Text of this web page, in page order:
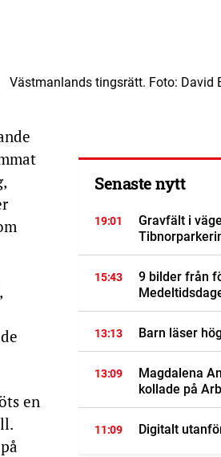
Västmanlands tingsrätt. Foto: David
en
Senaste nytt
19:01
Gravfält i
15:43
9 bilder från
13:13 Barn läser
13:09
Magdalena
kollade på
11:09 Digitalt